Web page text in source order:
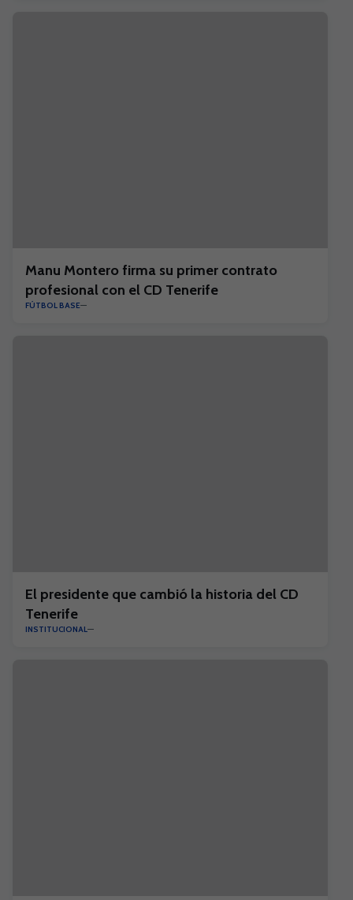
Manu Montero firma su primer contrato
profesional con el CD Tenerife
FÚTBOL BASE
El presidente que cambió la historia del CD
Tenerife
INSTITUCIONAL